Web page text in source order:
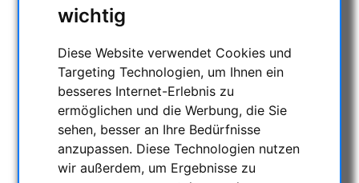
wichtig
Diese Website verwendet Cookies und
Targeting Technologien, um Ihnen ein
besseres Internet-Erlebnis zu
ermöglichen und die Werbung, die Sie
sehen, besser an Ihre Bedürfnisse
anzupassen. Diese Technologien nutzen
wir außerdem, um Ergebnisse zu
AKTUELLE ANGEBOTE
SECONDHAND & LAGERBESTAND
APM PRODUKTE
ASTROEINSTIEG
SONNENBEOBACHTUNG
Sonnenfinsternis-Brillen
Weisslicht Sonnenteleskope